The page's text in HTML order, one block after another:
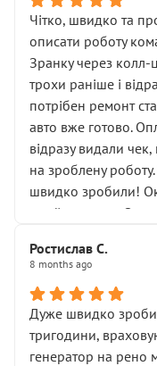
ущільнювачів.
Що прикро — це не
вас стартер, і тоді
враження. Але
лобовим склом.
відкручували”, і
новий власник, не
Але після
здаються
Я — клієнт, який
Хотілося б більше:
• належної уваги до
• прозорості в
• реальної
“подивились і
На жаль,
Чітко, швидко та
описати роботу
Зранку через колл-
трохи раніше і
потрібен ремонт
авто вже готово.
відразу видали чек,
на зроблену
швидко зробили!
приймальнику
звертатися до цього
Ростислав С.
8 months ago
Дуже швидко
тригодини,
генератор на рено